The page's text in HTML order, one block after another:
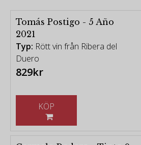
Tomás Postigo - 5 Año
2021
Typ: Rött vin från Ribera del
Duero
829kr